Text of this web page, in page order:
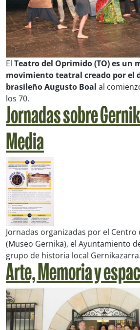
El Teatro del Oprimido (TO) es un
movimiento teatral creado por el
brasileño Augusto Boal al
los 70.
Jornadas sobre
Media
Jornadas organizadas por el
(Museo Gernika), el Ayuntamiento
grupo de historia local
Arte, Memoria y